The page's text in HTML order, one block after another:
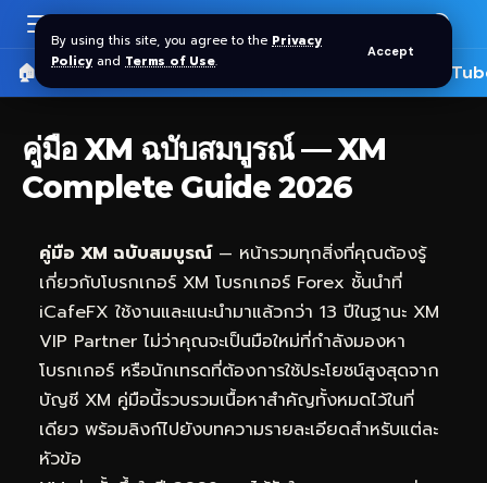
By using this site, you agree to the Privacy
Policy and Terms of Use.
Accept
🏠 หน้าแรก ราคาทอง SPDR 🎬
คู่มือ XM ฉบับสมบูรณ์ — XM
Complete Guide 2026
คู่มือ XM ฉบับสมบูรณ์— หน้ารวมทุกสิ่งที่คุณต้องรู้
เกี่ยวกับโบรกเกอร์ XM โบรกเกอร์ Forex ชั้นนำที่
iCafeFX ใช้งานและแนะนำมาแล้วกว่า 13 ปีในฐานะ XM
VIP Partner ไม่ว่าคุณจะเป็นมือใหม่ที่กำลังมองหา
โบรกเกอร์ หรือนักเทรดที่ต้องการใช้ประโยชน์สูงสุดจาก
บัญชี XM คู่มือนี้รวบรวมเนื้อหาสำคัญทั้งหมดไว้ในที่
เดียว พร้อมลิงก์ไปยังบทความรายละเอียดสำหรับแต่ละ
หัวข้อ